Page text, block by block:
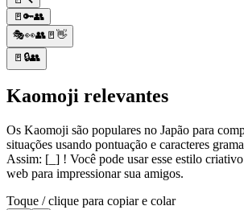
🚪🔑👥
🎭👀👥🚪👋
🚪🔒👥
Kaomoji relevantes
Os Kaomoji são populares no Japão para
situações usando pontuação e caracteres
Assim: [_] ! Você pode usar esse estilo criativo
web para impressionar sua amigos.
Toque / clique para copiar e colar